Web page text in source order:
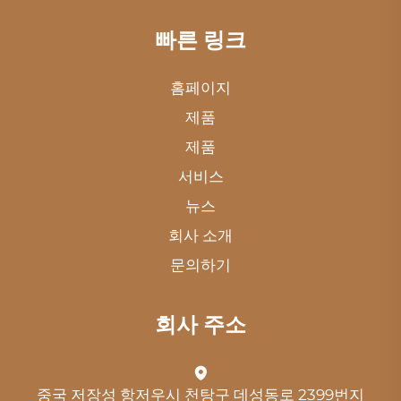
빠른 링크
홈페이지
제품
제품
서비스
뉴스
회사 소개
문의하기
회사 주소
중국 저장성 항저우시 천탕구 데성동로 2399번지